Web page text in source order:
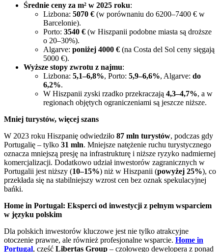
Średnie ceny za m² w 2025 roku:
Lizbona: 5070 € (w porównaniu do 6200–7400 € w
Barcelonie).
Porto: 3540 € (w Hiszpanii podobne miasta są droższe
o 20–30%).
Algarve: poniżej 4000 € (na Costa del Sol ceny sięgają
5000 €).
Wyższe stopy zwrotu z najmu:
Lizbona: 5,1–6,8%, Porto: 5,9–6,6%, Algarve: do
6,2%.
W Hiszpanii zyski rzadko przekraczają 4,3–4,7%, a w
regionach objętych ograniczeniami są jeszcze niższe.
Mniej turystów, więcej szans
W 2023 roku Hiszpanię odwiedziło 87 mln turystów, podczas gdy
Portugalię – tylko 31 mln. Mniejsze natężenie ruchu turystycznego
oznacza mniejszą presję na infrastrukturę i niższe ryzyko nadmiernej
komercjalizacji. Dodatkowo udział inwestorów zagranicznych w
Portugalii jest niższy (10–15%) niż w Hiszpanii (powyżej 25%), co
przekłada się na stabilniejszy wzrost cen bez oznak spekulacyjnej
bańki.
Home in Portugal: Eksperci od inwestycji z pełnym wsparciem
w języku polskim
Dla polskich inwestorów kluczowe jest nie tylko atrakcyjne
otoczenie prawne, ale również profesjonalne wsparcie. Home in
Portugal, część Libertas Group – czołowego dewelopera z ponad